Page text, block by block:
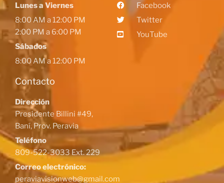
Lunes a Viernes
8:00 AM a 12:00 PM
2:00 PM a 6:00 PM
Sábados
8:00 AM a 12:00 PM
Contacto
Dirección
Presidente Billini #49,
Baní, Prov. Peravia
Teléfono
809-522-3033 Ext. 229
Correo electrónico:
peraviavisionweb@gmail.com
Facebook
Twitter
YouTube